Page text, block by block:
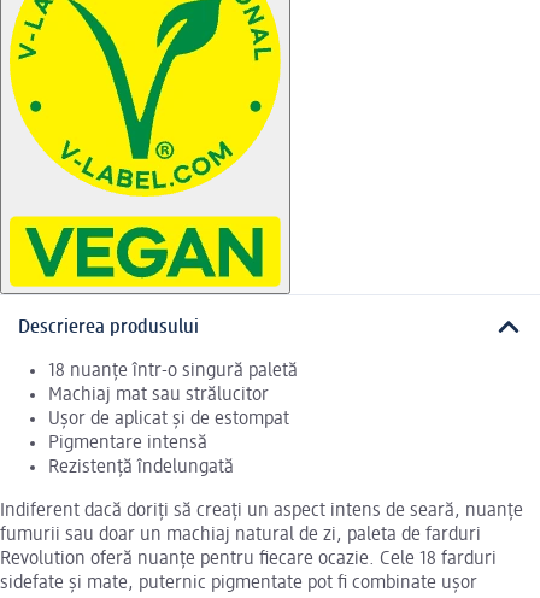
Descrierea produsului
18 nuanțe într-o singură paletă
Machiaj mat sau strălucitor
Ușor de aplicat și de estompat
Pigmentare intensă
Rezistență îndelungată
Indiferent dacă doriți să creați un aspect intens de seară, nuanțe
fumurii sau doar un machiaj natural de zi, paleta de farduri
Revolution oferă nuanțe pentru fiecare ocazie. Cele 18 farduri
sidefate și mate, puternic pigmentate pot fi combinate ușor